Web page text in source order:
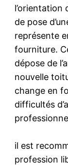
l’orientation
de pose
représente
fourniture.
dépose de
nouvelle
change en
difficultés
il est
profession